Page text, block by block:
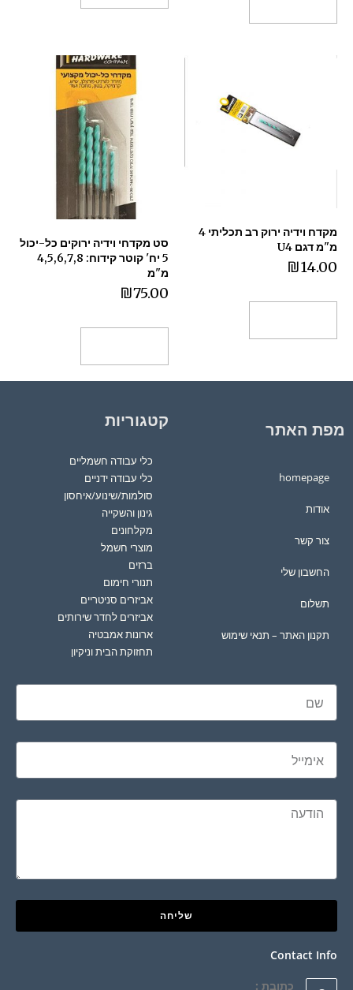
מקדח וידיה ירוק רב תכליתי 4
מ"מ דגם U4
₪14.00
סט מקדחי וידיה ירוקים כל-יכול
5 יח' קוטר קידוח: 4,5,6,7,8
מ"מ
₪75.00
מפת האתר
homepage
אודות
צור קשר
החשבון שלי
תשלום
תקנון האתר – תנאי שימוש
קטגוריות
כלי עבודה חשמליים
כלי עבודה ידניים
סולמות/שינוע/איחסון
גינון והשקייה
מקלחונים
מוצרי חשמל
ברזים
תנורי חימום
אביזרים סניטריים
אביזרים לחדר שירותים
ארונות אמבטיה
תחזוקת הבית וניקיון
שליחה
Contact Info
כתובת :